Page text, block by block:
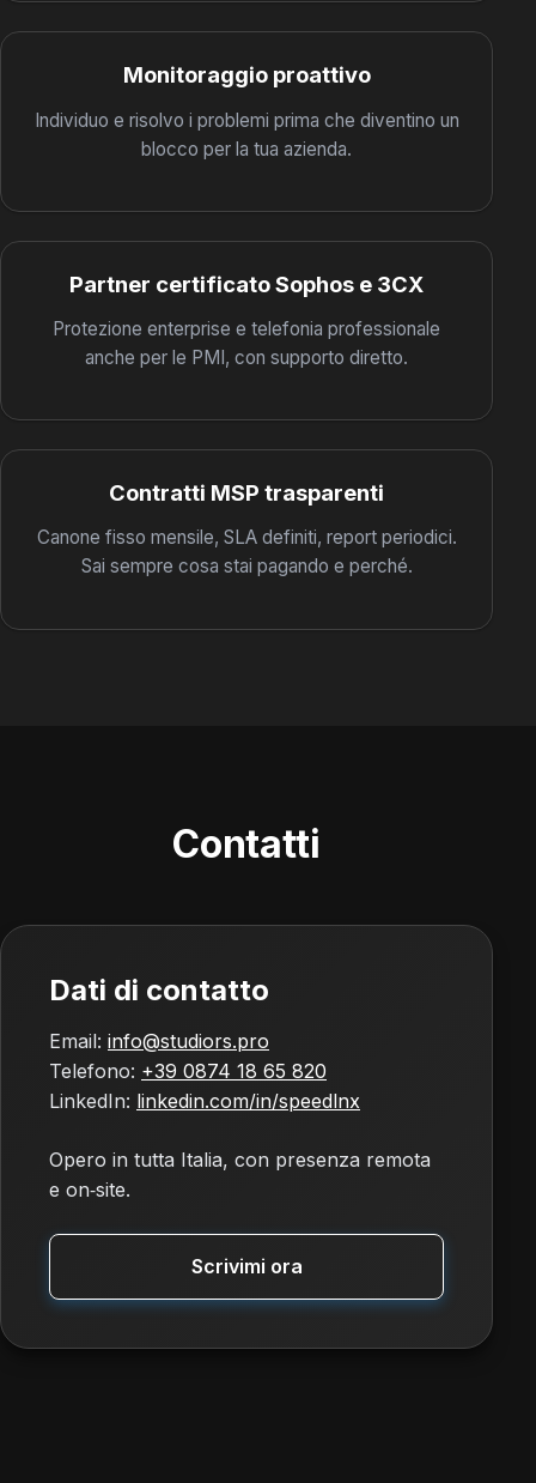
Monitoraggio proattivo
Individuo e risolvo i problemi prima che diventino un
blocco per la tua azienda.
Partner certificato Sophos e 3CX
Protezione enterprise e telefonia professionale
anche per le PMI, con supporto diretto.
Contratti MSP trasparenti
Canone fisso mensile, SLA definiti, report periodici.
Sai sempre cosa stai pagando e perché.
Contatti
Dati di contatto
Email: info@studiors.pro
Telefono: +39 0874 18 65 820
LinkedIn: linkedin.com/in/speedlnx
Opero in tutta Italia, con presenza remota
e on‑site.
Scrivimi ora